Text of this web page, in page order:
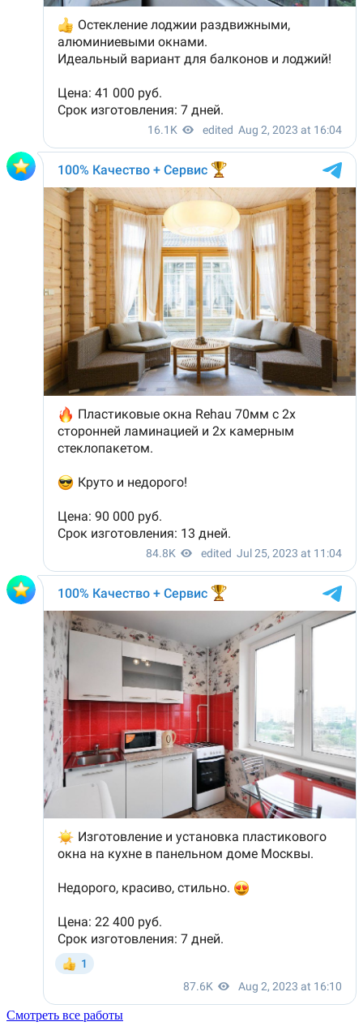
Смотреть все работы